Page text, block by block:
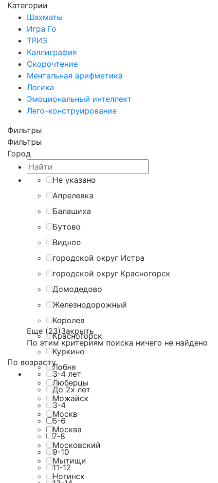
Категории
Шахматы
Игра Го
ТРИЗ
Каллиграфия
Скорочтение
Ментальная арифметика
Логика
Эмоциональный интеллект
Лего-конструирование
Фильтры
Фильтры
Город
Не указано
Апрелевка
Балашиха
Бутово
Видное
городской округ Истра
городской округ Красногорск
Домодедово
Железнодорожный
Королев
Красногорск
Куркино
Лобня
Люберцы
Можайск
Москв
Москва
Московский
Мытищи
Ногинск
Еще (23)Закрыть
По этим критериям поиска ничего не найдено
По возрасту
3-4 лет
До 2х лет
3-4
5-6
7-8
9-10
11-12